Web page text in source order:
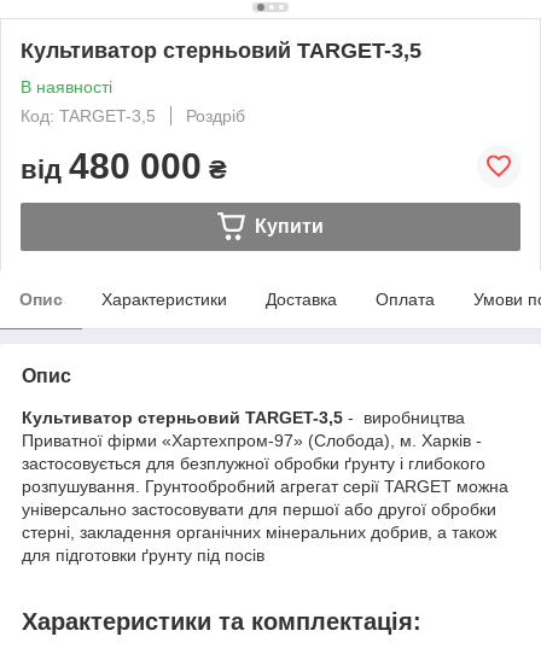
Культиватор стерньовий TARGET-3,5
В наявності
Код: TARGET-3,5
Роздріб
від 480 000 ₴
Купити
Опис Характеристики Доставка Оплата Умови
Опис
Культиватор стерньовий TARGET-3,5 - виробництва
Приватної фірми «Хартехпром-97» (Слобода), м. Харків -
застосовується для безплужної обробки ґрунту і глибокого
розпушування. Грунтообробний агрегат серії TARGET можна
універсально застосовувати для першої або другої обробки
стерні, закладення органічних мінеральних добрив, а також
для підготовки ґрунту під посів
Характеристики та комплектація: